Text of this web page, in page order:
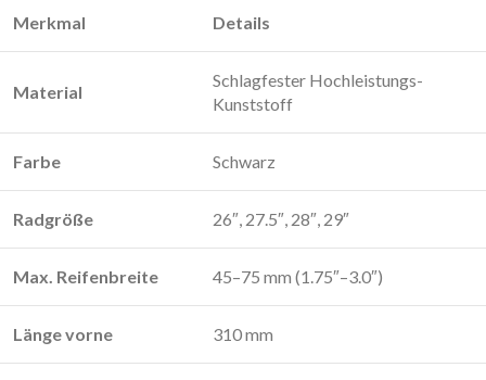
Merkmal
Details
Material
Schlagfester Hochleistungs-
Kunststoff
Farbe Schwarz
Radgröße 26″, 27.5″, 28″, 29″
Max. Reifenbreite 45–75 mm (1.75″–3.0″)
Länge vorne 310 mm